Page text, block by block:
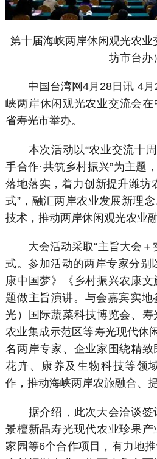
第十届海峡两岸休闲观光农
坊市台办）
中国台湾网4月28日讯 4月
峡两岸休闲观光农业交流会
省寿光市举办。
本次活动以“农业交流十周
手合作·共筑乡村振兴”为主题
落地落实，着力创新提升潍坊
式”，融汇两岸农业发展新理
技术，推动两岸休闲观光农业
大会活动采取“主旨大会＋
式。参加活动的两岸专家分别
康中国梦》《乡村振兴农康
题做主旨演讲。与会嘉宾实
光）国际蔬菜科技博览会、
农业集成示范区等寿光现代休
名两岸专家、企业家围绕精
花卉、康养及生物科技等领
作，推动海峡两岸农旅融合、
据介绍，此次大会洽谈签
景檀新晶寿光现代农业珍果
家园等6个合作项目，有力地